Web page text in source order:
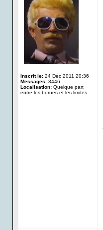
Inscrit le: 24 Déc 2011 20:36
Messages: 3446
Localisation: Quelque part
entre les bornes et les limites